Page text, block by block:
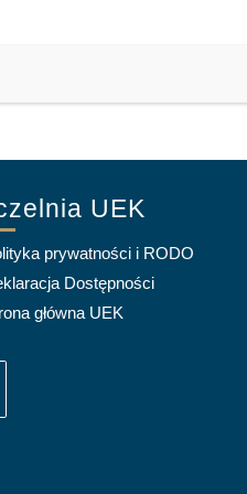
UEK
prywatności i RODO
Dostępności
główna UEK